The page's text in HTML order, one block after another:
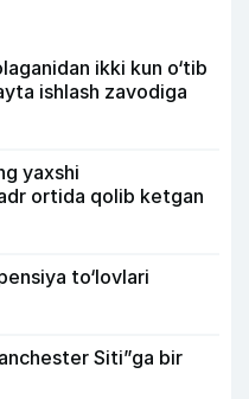
ikki kun o‘tib
ishlash zavodiga
yaxshi
ortida qolib ketgan
to‘lovlari
Siti”ga bir